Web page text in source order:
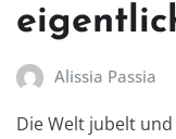
Alissia Passia
Die Welt jubelt